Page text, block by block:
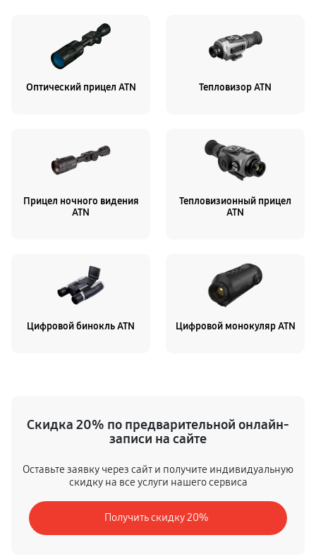
Оптический прицел ATN Тепловизор ATN
Прицел ночного видения
ATN
Тепловизионный прицел
ATN
Цифровой бинокль ATN Цифровой монокуляр ATN
Скидка 20% по предварительной онлайн-
записи на сайте
Оставьте заявку через сайт и получите индивидуальную
скидку на все услуги нашего сервиса
Получить скидку 20%